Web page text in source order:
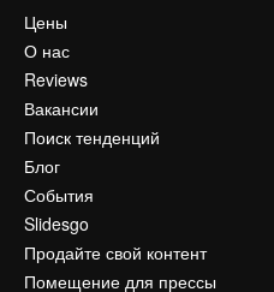
Цены
О нас
Reviews
Вакансии
Поиск тенденций
Блог
События
Slidesgo
Продайте свой контент
Помещение для прессы